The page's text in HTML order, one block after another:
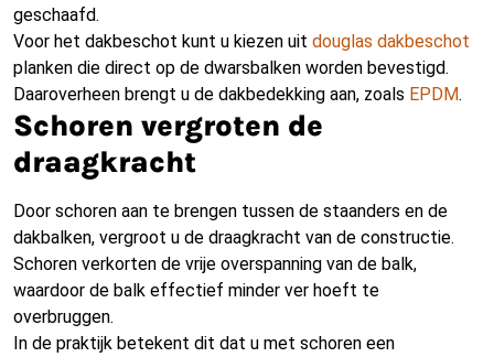
geschaafd.
Voor het dakbeschot kunt u kiezen uit douglas dakbeschot
planken die direct op de dwarsbalken worden bevestigd.
Daaroverheen brengt u de dakbedekking aan, zoals EPDM.
Schoren vergroten de
draagkracht
Door schoren aan te brengen tussen de staanders en de
dakbalken, vergroot u de draagkracht van de constructie.
Schoren verkorten de vrije overspanning van de balk,
waardoor de balk effectief minder ver hoeft te
overbruggen.
In de praktijk betekent dit dat u met schoren een